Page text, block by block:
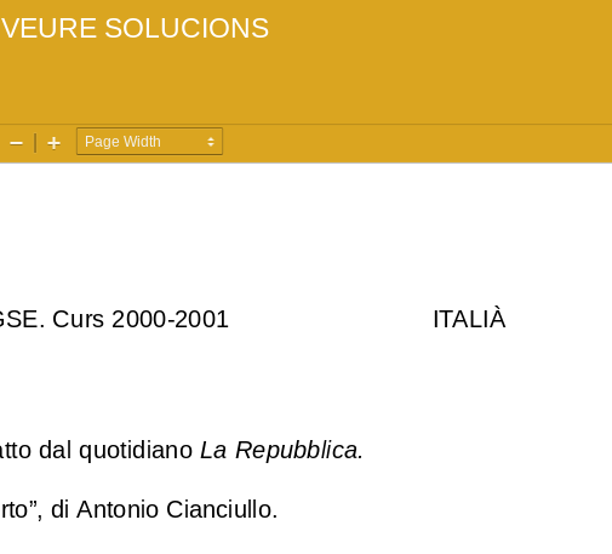
VEURE SOLUCIONS